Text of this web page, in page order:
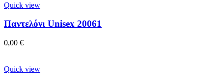
Quick view
Παντελόνι Unisex 20061
0,00 €
Quick view